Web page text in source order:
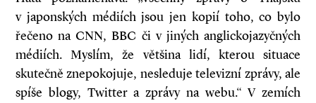
v japonských médiích jsou jen kopií toho, co bylo
řečeno na CNN, BBC či v jiných anglickojazyčných
médiích. Myslím, že většina lidí, kterou situace
skutečně znepokojuje, nesleduje televizní zprávy, ale
spíše blogy, Twitter a zprávy na webu.“ V zemích